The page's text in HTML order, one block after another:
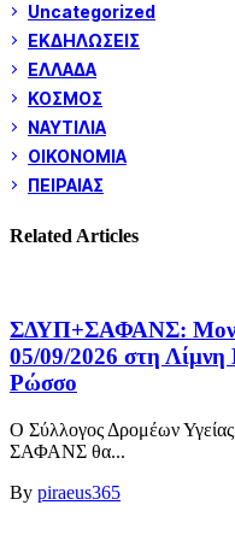
Uncategorized
ΕΚΔΗΛΩΣΕΙΣ
ΕΛΛΑΔΑ
ΚΟΣΜΟΣ
ΝΑΥΤΙΛΙΑ
ΟΙΚΟΝΟΜΙΑ
ΠΕΙΡΑΙΑΣ
Related Articles
ΣΔΥΠ+ΣΑΦΑΝΣ:
05/09/2026 στη Λίμνη
Ρώσσο
Ο Σύλλογος Δρομέων
ΣΑΦΑΝΣ θα...
By piraeus365